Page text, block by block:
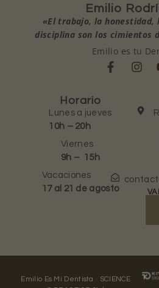
Emilio
«El trabajo, la honestidad,
disciplina son los cimientos
Emilio es tu
Horario
Lunes a jueves
10h – 20h
Viernes
9h – 15h
Vacaciones
17 al 21 de agosto
Emilio Es Mi Dentista · SCIENCE